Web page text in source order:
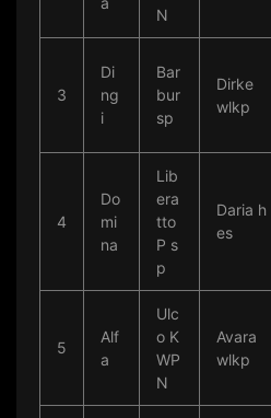
N
3
Di
ng
i
Bar
bur
sp
Dirke
wlkp
4
Do
mi
na
Lib
era
tto
P s
p
Daria h
es
5
Alf
a
Ulc
o K
WP
N
Avara
wlkp